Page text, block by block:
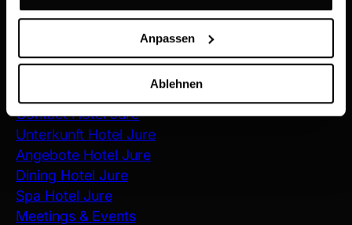
Anpassen
Ablehnen
JETZT REGISTRIEREN
Contact Hotel Jure
Unterkunft Hotel Jure
Angebote Hotel Jure
Dining Hotel Jure
Spa Hotel Jure
Meetings & Events